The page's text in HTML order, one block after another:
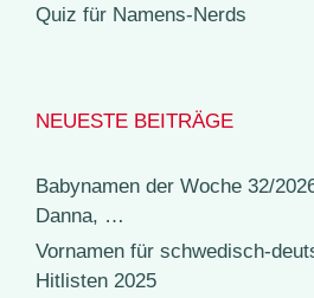
Quiz für Namens-Nerds
NEUESTE BEITRÄGE
Babynamen der Woche 32/
Danna, …
Vornamen für schwedisch-
Hitlisten 2025